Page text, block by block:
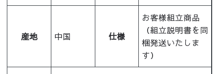
産地 中国 仕様
お客様組立商品
（組立説明書を同
梱発送いたしま
す）